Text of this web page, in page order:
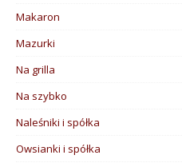
Makaron
Mazurki
Na grilla
Na szybko
Naleśniki i spółka
Owsianki i spółka